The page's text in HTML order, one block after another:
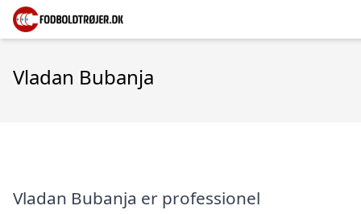
Vladan Bubanja
Vladan Bubanja er professionel